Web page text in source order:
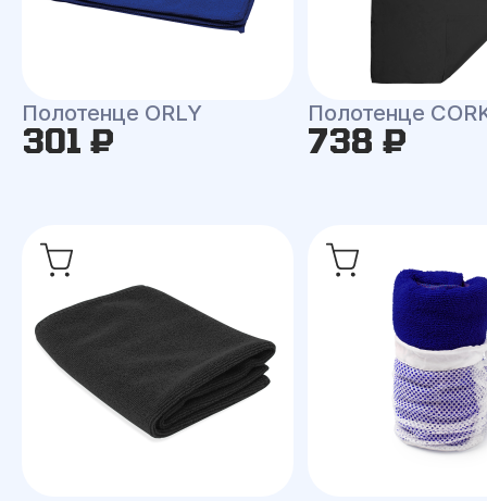
Полотенце ORLY
301 ₽
Полотенце
738 ₽